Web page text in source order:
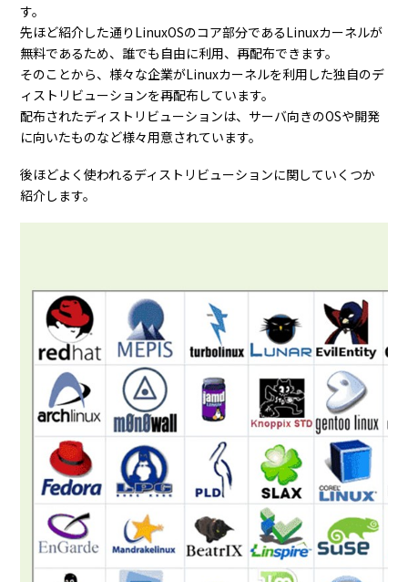
す。
先ほど紹介した通りLinuxOSのコア部分であるLinuxカーネルが
無料であるため、誰でも自由に利用、再配布できます。
そのことから、様々な企業がLinuxカーネルを利用した独自のデ
ィストリビューションを再配布しています。
配布されたディストリビューションは、サーバ向きのOSや開発
に向いたものなど様々用意されています。
後ほどよく使われるディストリビューションに関していくつか
紹介します。